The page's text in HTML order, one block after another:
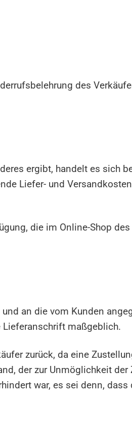
des
ergibt, handelt es sich
Liefer- und
die im Online-Shop
an die vom Kunden
maßgeblich.
zurück, da eine
der zur Unmöglichkeit
war, es sei denn,